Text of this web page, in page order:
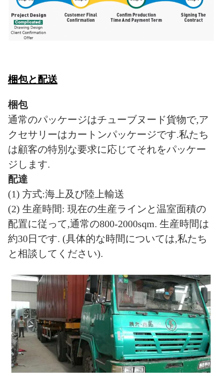
梱包と配送
梱包
通常のパッケージはチューブヌード貨物で,ア
クセサリーはカートンパッケージです.私たち
は顧客の特別な要求に応じてそれをパッケー
ジします.
配達
(1) 方式:海上及び陸上輸送
(2) 生産時間: 現在の生産ラインと温室面積の
配置に従って,通常の800-2000sqm. 生産時間は
約30日です. (具体的な時間については,私たち
と相談してください).